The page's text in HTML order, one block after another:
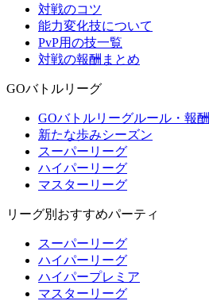
対戦のコツ
能力変化技について
PvP用の技一覧
対戦の報酬まとめ
GOバトルリーグ
GOバトルリーグルール・報酬
新たな歩みシーズン
スーパーリーグ
ハイパーリーグ
マスターリーグ
リーグ別おすすめパーティ
スーパーリーグ
ハイパーリーグ
ハイパープレミア
マスターリーグ